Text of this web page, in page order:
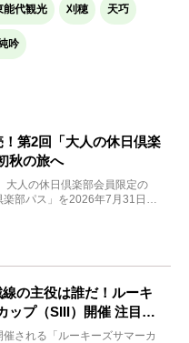
能代観光 刈穂 天巧
吟
！第2回「大人の休日倶楽
秋の旅へ
大人の休日倶楽部会員限定の
楽部パス」を2026年7月31日
の主役は誰だ！ルーキ
ップ（SIII）開催 注目馬
チェック
される「ルーキーズサマーカ